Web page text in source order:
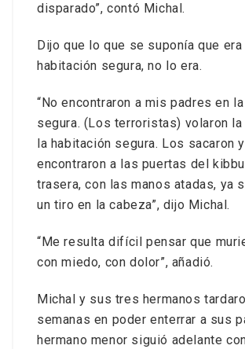
disparado”, contó Michal.
Dijo que lo que se suponía que era
habitación segura, no lo era.
“No encontraron a mis padres en
segura. (Los terroristas) volaron la
la habitación segura. Los sacaron
encontraron a las puertas del
trasera, con las manos atadas, ya
un tiro en la cabeza”, dijo Michal.
“Me resulta difícil pensar que
con miedo, con dolor”, añadió.
Michal y sus tres hermanos
semanas en poder enterrar a sus
hermano menor siguió adelante